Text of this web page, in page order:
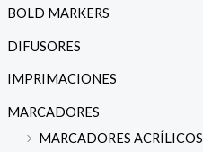
BOLD MARKERS
DIFUSORES
IMPRIMACIONES
MARCADORES
MARCADORES ACRÍLICOS